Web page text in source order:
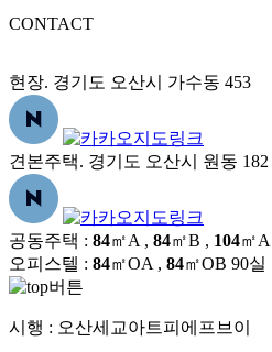
CONTACT
현장. 경기도 오산시 가수동 453
견본주택. 경기도 오산시 원동 182
공동주택 : 84㎡A , 84㎡B , 104㎡A
오피스텔 : 84㎡OA , 84㎡OB 90실
시행 : 오산세교아트피에프브이